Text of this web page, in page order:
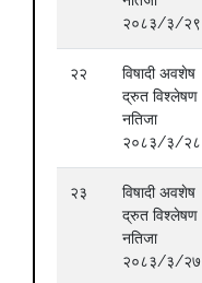
२०८३/३/२९
२२
विषादी अवशेष
द्रुत विश्लेषण
नतिजा
२०८३/३/२८
२३
विषादी अवशेष
द्रुत विश्लेषण
नतिजा
२०८३/३/२७